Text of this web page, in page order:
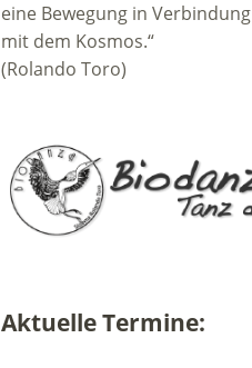
eine Bewegung in Verbindung
mit dem Kosmos.“
(Rolando Toro)
Aktuelle Termine: